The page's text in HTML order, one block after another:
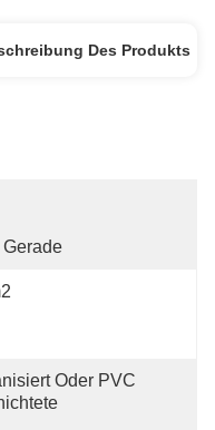
Des Produkts
Oder PVC